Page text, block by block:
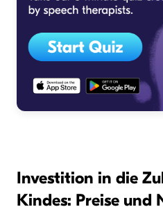
Investition in die
Kindes: Preise und